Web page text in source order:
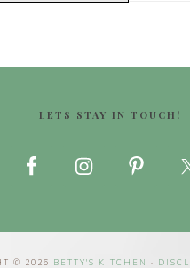
LETS STAY IN TOUCH!
© 2026 BETTY'S KITCHEN ·